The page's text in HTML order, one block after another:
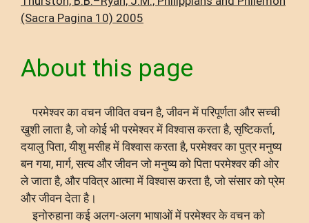
(Sacra Pagina 10) 2005
About this page
परमेश्वर का वचन जीवित वचन है, जीवन में परिपूर्णता और सच्ची
खुशी लाता है, जो कोई भी परमेश्वर में विश्वास करता है, सृष्टिकर्ता,
दयालु पिता, यीशु मसीह में विश्वास करता है, परमेश्वर का पुत्र मनुष्य
बन गया, मार्ग, सत्य और जीवन जो मनुष्य को पिता परमेश्वर की ओर
ले जाता है, और पवित्र आत्मा में विश्वास करता है, जो संसार को प्रेम
और जीवन देता है।
इनोरुहाना कई अलग-अलग भाषाओं में परमेश्वर के वचन को